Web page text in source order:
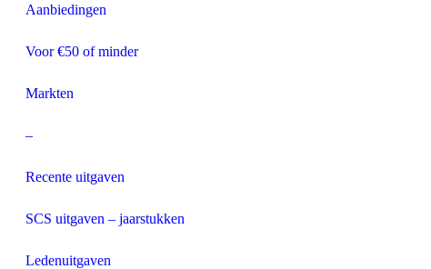
Aanbiedingen
Voor €50 of minder
Markten
–
Recente uitgaven
SCS uitgaven – jaarstukken
Ledenuitgaven